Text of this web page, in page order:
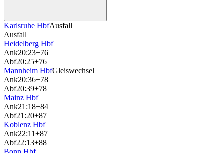
Karlsruhe HbfAusfall
Ausfall
Heidelberg Hbf
Ank20:23+76
Abf20:25+76
Mannheim HbfGleiswechsel
Ank20:36+78
Abf20:39+78
Mainz Hbf
Ank21:18+84
Abf21:20+87
Koblenz Hbf
Ank22:11+87
Abf22:13+88